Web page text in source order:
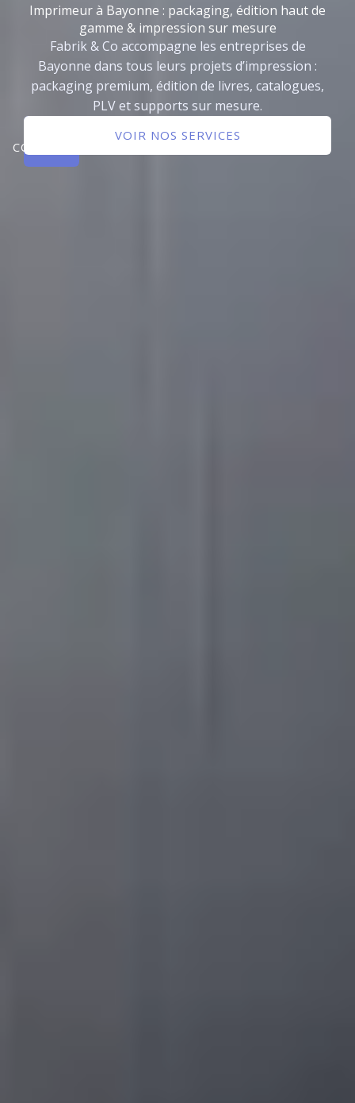
Imprimeur à Bayonne : packaging, édition haut de
gamme & impression sur mesure
Fabrik & Co accompagne les entreprises de
Bayonne dans tous leurs projets d’impression :
packaging premium, édition de livres, catalogues,
PLV et supports sur mesure.
CONTACTER
VOIR NOS SERVICES